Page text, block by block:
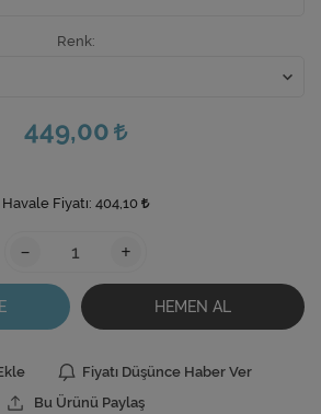
Renk
449,00
Havale Fiyatı: 404,10
- +
HEMEN AL
Fiyatı Düşünce Haber Ver
Bu Ürünü Paylaş